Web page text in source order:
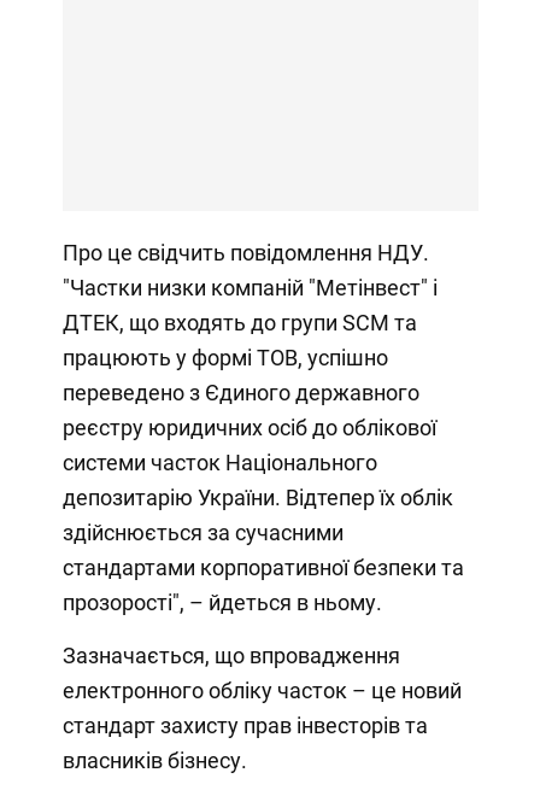
Про це свідчить повідомлення НДУ.
"Частки низки компаній "Метінвест" і
ДТЕК, що входять до групи SCM та
працюють у формі ТОВ, успішно
переведено з Єдиного державного
реєстру юридичних осіб до облікової
системи часток Національного
депозитарію України. Відтепер їх облік
здійснюється за сучасними
стандартами корпоративної безпеки та
прозорості", – йдеться в ньому.
Зазначається, що впровадження
електронного обліку часток – це новий
стандарт захисту прав інвесторів та
власників бізнесу.